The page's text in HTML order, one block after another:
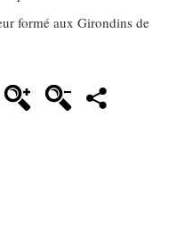
formé aux Girondins de